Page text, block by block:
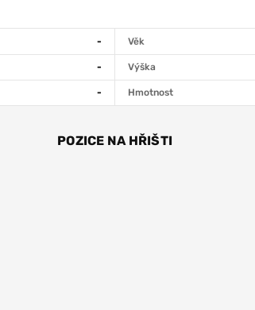
- Věk
- Výška
- Hmotnost
POZICE NA HŘIŠTI